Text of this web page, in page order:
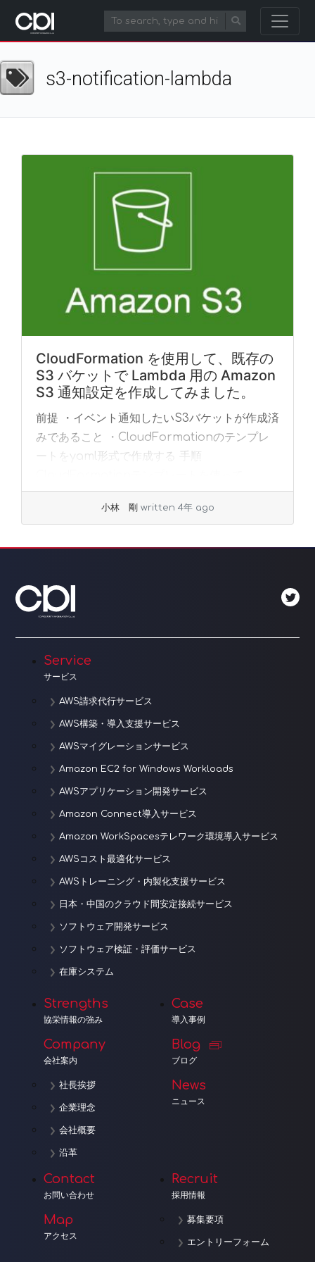
s3-notification-lambda
CloudFormation を使用して、既存の
S3 バケットで Lambda 用の Amazon
S3 通知設定を作成してみました。
前提 ・イベント通知したいS3バケットが作成済
みであること ・CloudFormationのテンプレ
ートをyaml形式で作成する 手順
AWS CloudFormatio... »read more
小林 剛 written 4年 ago
Service
サービス
AWS請求代行サービス
AWS構築・導入支援サービス
AWSマイグレーションサービス
Amazon EC2 for Windows Workloads
AWSアプリケーション開発サービス
Amazon Connect導入サービス
Amazon WorkSpacesテレワーク環境導入サービス
AWSコスト最適化サービス
AWSトレーニング・内製化支援サービス
日本・中国のクラウド間安定接続サービス
ソフトウェア開発サービス
ソフトウェア検証・評価サービス
在庫システム
Strengths
協栄情報の強み
Company
会社案内
社長挨拶
企業理念
会社概要
沿革
Case
導入事例
Blog
ブログ
News
ニュース
Contact
お問い合わせ
Map
アクセス
Recruit
採用情報
募集要項
エントリーフォーム